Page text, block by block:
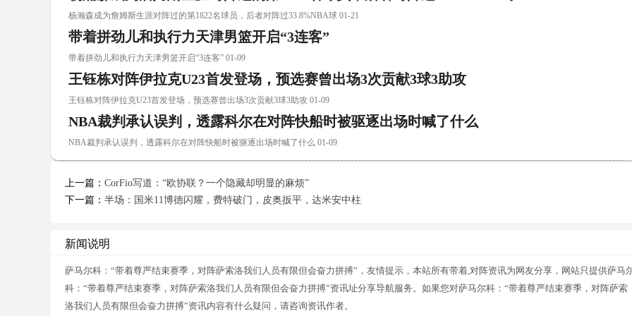
杨瀚森成为詹姆斯生涯对阵过的第1822名球员，后者对阵过33.8%NBA球 01-21
带着拼劲儿和执行力天津男篮开启“3连客”
带着拼劲儿和执行力天津男篮开启“3连客” 01-09
王钰栋对阵伊拉克U23首发登场，预选赛曾出场3次贡献3球3助攻
王钰栋对阵伊拉克U23首发登场，预选赛曾出场3次贡献3球3助攻 01-09
NBA裁判承认误判，透露科尔在对阵快船时被驱逐出场时喊了什么
NBA裁判承认误判，透露科尔在对阵快船时被驱逐出场时喊了什么 01-09
上一篇： CorFio写道：“欧协联？一个隐藏却明显的麻烦”
下一篇： 半场：国米11博德闪耀，费特破门，皮奥扳平，达米安中柱
新闻说明
萨马尔科：“带着尊严结束赛季，对阵萨索洛我们人员有限但会奋力拼搏”，友情提示，本站所有带着,对阵资讯为网友分享，网站只提供萨马
科：“带着尊严结束赛季，对阵萨索洛我们人员有限但会奋力拼搏”资讯址分享导航服务。如果您对萨马尔科：“带着尊严结束赛季，对阵萨索
洛我们人员有限但会奋力拼搏”资讯内容有什么疑问，请咨询资讯作者。